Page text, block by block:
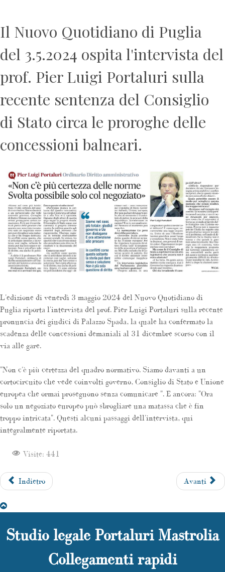
Il Nuovo Quotidiano di Puglia
del 3.5.2024 ospita l'intervista del
prof. Pier Luigi Portaluri sulla
recente sentenza del Consiglio
di Stato circa le proroghe delle
concessioni balneari.
L'edizione di venerdì 3 maggio 2024 del Nuovo Quotidiano di
Puglia riporta l'intervista del prof. Pier Luigi Portaluri sulla recente
pronuncia dei giudici di Palazzo Spada, la quale ha confermato la
scadenza delle concessioni demaniali al 31 dicembre scorso con il
via alle gare.
"Non c'è più certezza del quadro normativo. Siamo davanti a un
cortocircuito che vede coinvolti governo, Consiglio di Stato e Unione
europea che ormai proseguono senza comunicare ". E ancora: "Ora
solo un negoziato europeo può sbrogliare una matassa che è fin
troppo intricata". Questi alcuni passaggi dell'intervista, qui
integralmente riportata.
Visite: 441
Indietro Avanti
Studio legale Portaluri Mastrolia
Collegamenti rapidi